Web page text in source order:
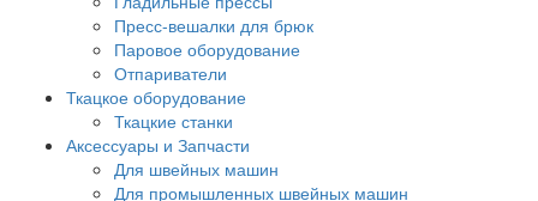
Пресс-вешалки для брюк
Паровое оборудование
Отпариватели
Ткацкое оборудование
Ткацкие станки
Аксессуары и Запчасти
Для швейных машин
Для промышленных швейных машин